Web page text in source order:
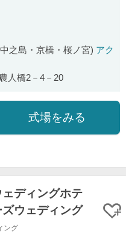
価
之島・京橋・桜ノ宮) アク
人橋2－4－20
式場をみる
ディングホテ
ウェディング
ング